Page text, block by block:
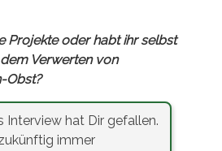
Projekte oder habt ihr selbst
Verwerten von
Obst?
Interview hat Dir gefallen.
immer